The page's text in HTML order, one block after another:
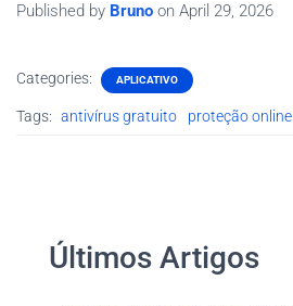
Published by Bruno on April 29, 2026
Categories: APLICATIVO
Tags: antivírus gratuito proteção online
Últimos Artigos